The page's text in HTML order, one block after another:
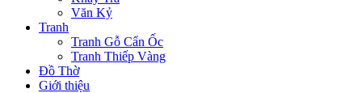
Văn Kỷ
Tranh
Tranh Gỗ Cẩn Ốc
Tranh Thiếp Vàng
Đồ Thờ
Giới thiệu